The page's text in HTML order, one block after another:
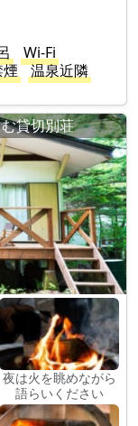
Wi-Fi
温泉近隣
貸切別荘
夜は火を眺めながら
語らいください